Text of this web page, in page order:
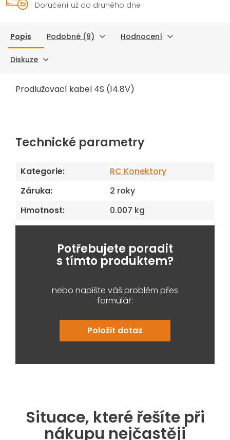
Doručení už do druhého dne
Popis Podobné (9) Hodnocení
Diskuze
Prodlužovací kabel 4S (14.8V)
Technické parametry
Kategorie:
RC Konektory
Záruka:
2 roky
Hmotnost: 0.007 kg
Potřebujete poradit
s tímto produktem?
nebo napište váš problém přes
formulář:
Položit dotaz
Situace, které řešíte při
nákupu nejčastěji